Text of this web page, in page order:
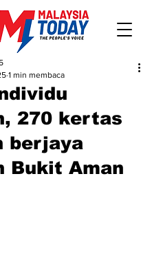
270 kertas
berjaya
Bukit Aman
1 min membaca